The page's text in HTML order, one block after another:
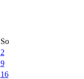
So
2
9
16